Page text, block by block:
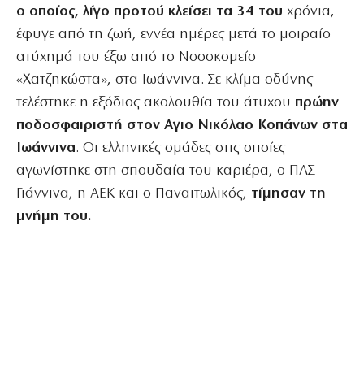
ο οποίος, λίγο προτού κλείσει τα 34 του χρόνια,
έφυγε από τη ζωή, εννέα ημέρες μετά το μοιραίο
ατύχημά του έξω από το Νοσοκομείο
«Χατζηκώστα», στα Ιωάννινα. Σε κλίμα οδύνης
τελέστηκε η εξόδιος ακολουθία του άτυχου πρώην
ποδοσφαιριστή στον Αγιο Νικόλαο Κοπάνων στα
Ιωάννινα. Οι ελληνικές ομάδες στις οποίες
αγωνίστηκε στη σπουδαία του καριέρα, ο ΠΑΣ
Γιάννινα, η ΑΕΚ και ο Παναιτωλικός, τίμησαν τη
μνήμη του.